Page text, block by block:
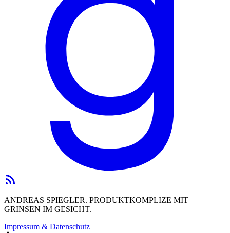
ANDREAS SPIEGLER. PRODUKTKOMPLIZE MIT
GRINSEN IM GESICHT.
Impressum & Datenschutz